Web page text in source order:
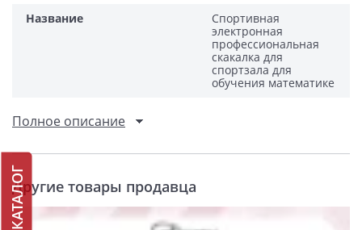
КАТАЛОГ
Название
Спортивная
электронная
профессиональная
скакалка для
спортзала для
обучения математике
Полное описание
Другие товары продавца